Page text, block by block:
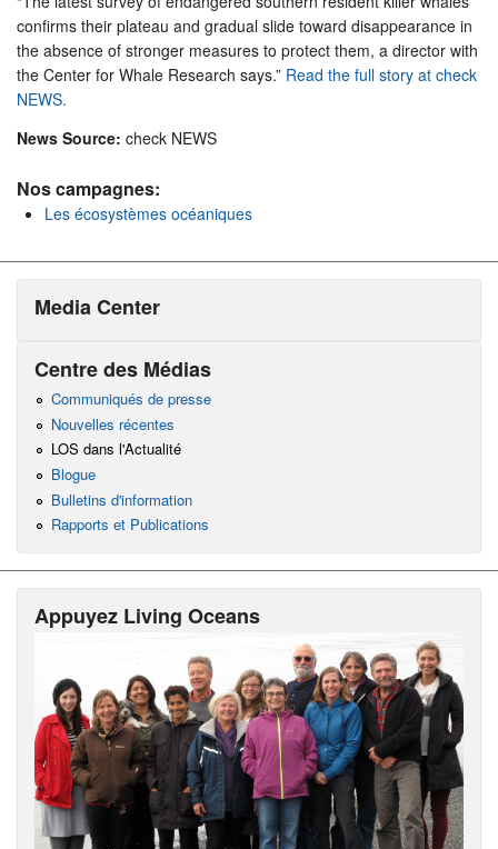
confirms their plateau and gradual slide toward disappearance in
the absence of stronger measures to protect them, a director with
the Center for Whale Research says.” Read the full story at check
NEWS.
News Source: check NEWS
Nos campagnes:
Les écosystèmes océaniques
Media Center
Centre des Médias
Communiqués de presse
Nouvelles récentes
LOS dans l'Actualité
Blogue
Bulletins d'information
Rapports et Publications
Appuyez Living Oceans